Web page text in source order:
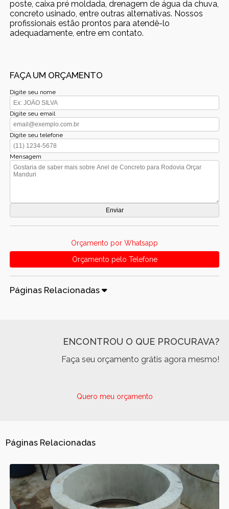
poste, caixa pré moldada, drenagem de água da chuva,
concreto usinado, entre outras alternativas. Nossos
profissionais estão prontos para atendê-lo
adequadamente, entre em contato.
FAÇA UM ORÇAMENTO
Digite seu nome
Digite seu email
Digite seu telefone
Mensagem
Orçamento por Whatsapp
Orçamento pelo Telefone
Páginas Relacionadas
ENCONTROU O QUE PROCURAVA?
Faça seu orçamento grátis agora mesmo!
Quero meu orçamento
Páginas Relacionadas